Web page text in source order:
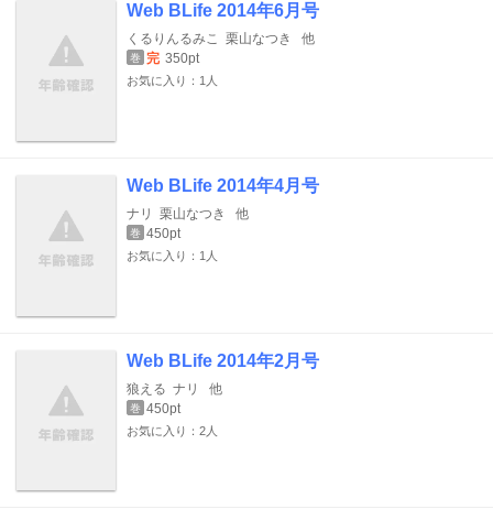
Web BLife 2014年6月号
くるりんるみこ 栗山なつき 他
巻 完 350pt
お気に入り：1人
Web BLife 2014年4月号
ナリ 栗山なつき 他
巻 450pt
お気に入り：1人
Web BLife 2014年2月号
狼える ナリ 他
巻 450pt
お気に入り：2人